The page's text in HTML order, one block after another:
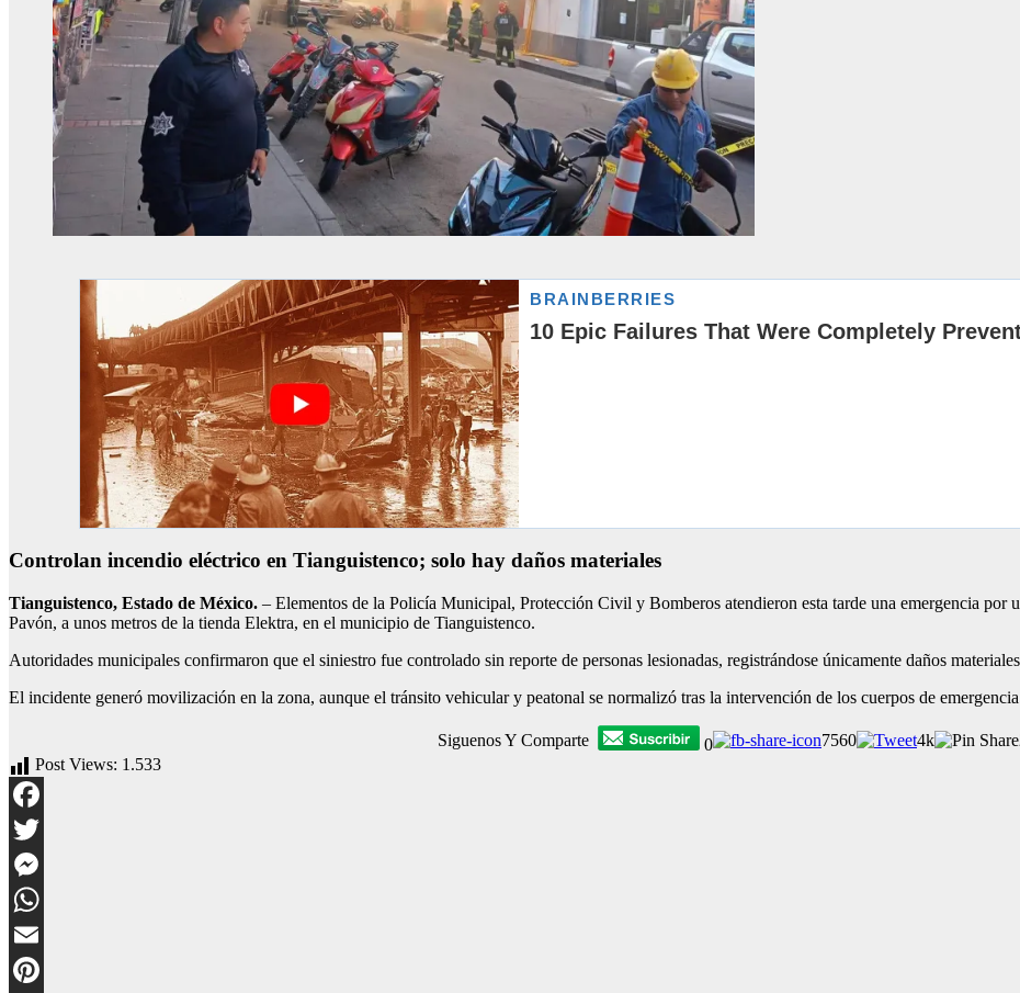
Controlan incendio eléctrico en Tianguistenco; solo hay daños materiales
Tianguistenco, Estado de México. – Elementos de la Policía Municipal, Protección Civil y Bomberos atendieron esta tarde una emergencia
Pavón, a unos metros de la tienda Elektra, en el municipio de Tianguistenco.
Autoridades municipales confirmaron que el siniestro fue controlado sin reporte de personas lesionadas, registrándose únicamente daños
El incidente generó movilización en la zona, aunque el tránsito vehicular y peatonal se normalizó tras la intervención de los cuerpos de
Siguenos Y Comparte 0 7560 4k
Post Views: 1.533
Facebook
Twitter
Messenger
WhatsApp
Email